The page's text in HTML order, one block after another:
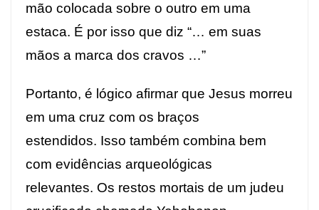
mão colocada sobre o outro em uma
estaca. É por isso que diz “… em suas
mãos a marca dos cravos …”
Portanto, é lógico afirmar que Jesus morreu
em uma cruz com os braços
estendidos. Isso também combina bem
com evidências arqueológicas
relevantes. Os restos mortais de um judeu